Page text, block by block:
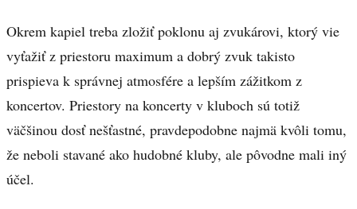
Okrem kapiel treba zložiť poklonu aj zvukárovi, ktorý vie
vyťažiť z priestoru maximum a dobrý zvuk takisto
prispieva k správnej atmosfére a lepším zážitkom z
koncertov. Priestory na koncerty v kluboch sú totiž
väčšinou dosť nešťastné, pravdepodobne najmä kvôli tomu,
že neboli stavané ako hudobné kluby, ale pôvodne mali iný
účel.